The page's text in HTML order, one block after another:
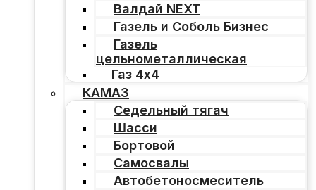
Валдай NEXT
Газель и Соболь Бизнес
Газель
цельнометаллическая
Газ 4х4
КАМАЗ
Седельный тягач
Шасси
Бортовой
Самосвалы
Автобетоносмеситель